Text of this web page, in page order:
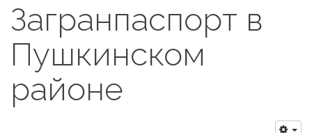
Загранпаспорт в
Пушкинском
районе